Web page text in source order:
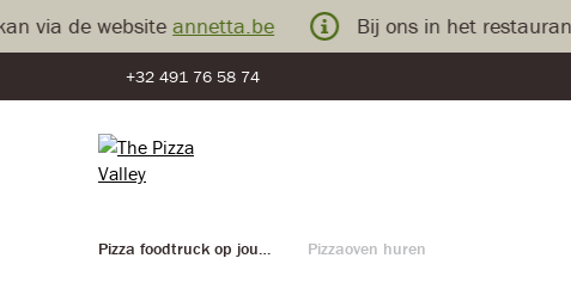
de websiteannetta.be Bij ons in het restaurant
+32 491 76 58 74
Pizza foodtruck op jouw feest of evenement Pizzaoven huren